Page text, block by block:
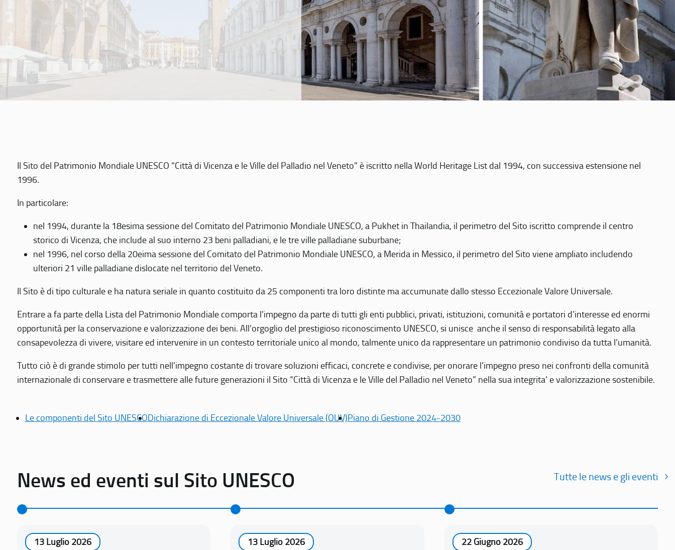
Il Sito del Patrimonio Mondiale UNESCO “Città di Vicenza e le Ville del Palladio nel Veneto” è iscritto nella World Heritage List dal 1994, con successiva estensione nel
1996.
In particolare:
nel 1994, durante la 18esima sessione del Comitato del Patrimonio Mondiale UNESCO, a Pukhet in Thailandia, il perimetro del Sito iscritto comprende il centro
storico di Vicenza, che include al suo interno 23 beni palladiani, e le tre ville palladiane suburbane;
nel 1996, nel corso della 20eima sessione del Comitato del Patrimonio Mondiale UNESCO, a Merida in Messico, il perimetro del Sito viene ampliato includendo
ulteriori 21 ville palladiane dislocate nel territorio del Veneto.
Il Sito è di tipo culturale e ha natura seriale in quanto costituito da 25 componenti tra loro distinte ma accumunate dallo stesso Eccezionale Valore Universale.
Entrare a fa parte della Lista del Patrimonio Mondiale comporta l’impegno da parte di tutti gli enti pubblici, privati, istituzioni, comunità e portatori d’interesse ed enormi
opportunità per la conservazione e valorizzazione dei beni. All’orgoglio del prestigioso riconoscimento UNESCO, si unisce anche il senso di responsabilità legato alla
consapevolezza di vivere, visitare ed intervenire in un contesto territoriale unico al mondo, talmente unico da rappresentare un patrimonio condiviso da tutta l’umanità.
Tutto ciò è di grande stimolo per tutti nell’impegno costante di trovare soluzioni efficaci, concrete e condivise, per onorare l’impegno preso nei confronti della comunità
internazionale di conservare e trasmettere alle future generazioni il Sito “Città di Vicenza e le Ville del Palladio nel Veneto” nella sua integrita’ e valorizzazione sostenibile.
Le componenti del Sito UNESCODichiarazione di Eccezionale Valore Universale (OUV)Piano di Gestione 2024-2030
News ed eventi sul Sito UNESCO Tutte le news e gli eventi
13 Luglio 2026 13 Luglio 2026 22 Giugno 2026